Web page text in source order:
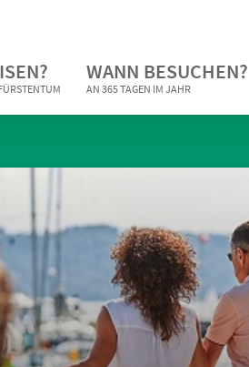
WANN BESUCHEN?
AN 365 TAGEN IM JAHR